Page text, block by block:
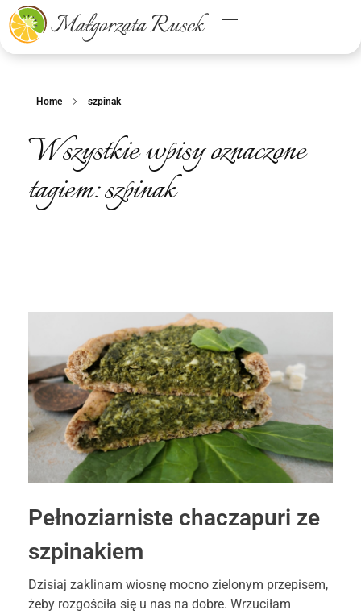
Małgorzata Rusek - dietetyk z pasją
Dietetyka kliniczna & Psychodietetyka
Home szpinak
Wszystkie wpisy oznaczone
tagiem: szpinak
Pełnoziarniste chaczapuri ze
szpinakiem
Dzisiaj zaklinam wiosnę mocno zielonym przepisem,
żeby rozgościła się u nas na dobre. Wrzuciłam